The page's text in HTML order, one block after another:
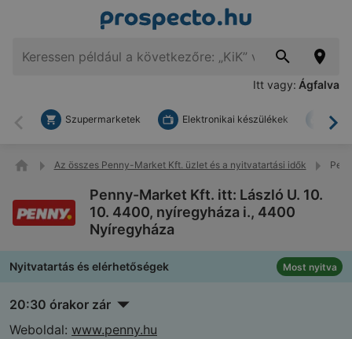
Itt vagy: Ágfalva
Vissza
Szupermarketek Elektronikai készülékek
Az összes Penny-Market Kft. üzlet és a nyitvatartási idők
Penny-Market Kft. itt: László U. 10.
10. 4400, nyíregyháza i., 4400
Nyíregyháza
Nyitvatartás és elérhetőségek Most nyitva
20:30 órakor zár
Weboldal: www.penny.hu